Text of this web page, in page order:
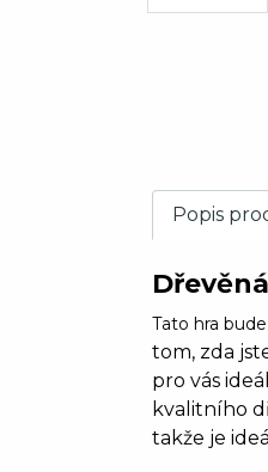
Popis
Tato hra
tom, zda
pro vás
kvalitního
takže je